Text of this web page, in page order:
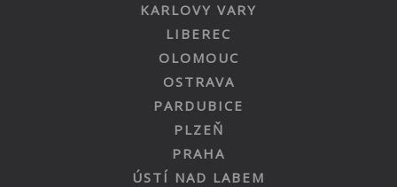
KARLOVY VARY
LIBEREC
OLOMOUC
OSTRAVA
PARDUBICE
PLZEŇ
PRAHA
ÚSTÍ NAD LABEM